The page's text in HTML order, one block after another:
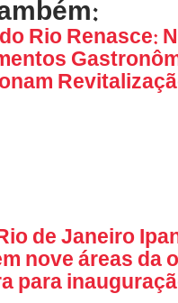
Rio Renasce:
de Janeiro
nove áreas da
para